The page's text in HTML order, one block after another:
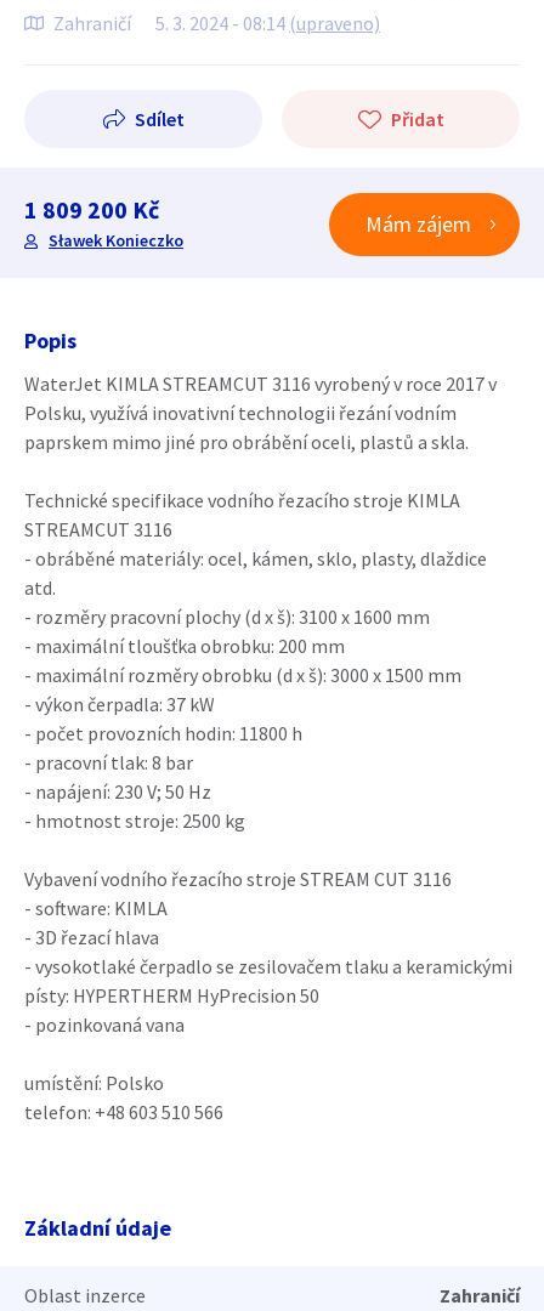
Zahraničí 5. 3. 2024 - 08:14 (upraveno)
Sdílet Přidat
1 809 200 Kč
Sławek Konieczko
Mám zájem
Popis
WaterJet KIMLA STREAMCUT 3116 vyrobený v roce 2017 v
Polsku, využívá inovativní technologii řezání vodním
paprskem mimo jiné pro obrábění oceli, plastů a skla.
Technické specifikace vodního řezacího stroje KIMLA
STREAMCUT 3116
- obráběné materiály: ocel, kámen, sklo, plasty, dlaždice
atd.
- rozměry pracovní plochy (d x š): 3100 x 1600 mm
- maximální tloušťka obrobku: 200 mm
- maximální rozměry obrobku (d x š): 3000 x 1500 mm
- výkon čerpadla: 37 kW
- počet provozních hodin: 11800 h
- pracovní tlak: 8 bar
- napájení: 230 V; 50 Hz
- hmotnost stroje: 2500 kg
Vybavení vodního řezacího stroje STREAM CUT 3116
- software: KIMLA
- 3D řezací hlava
- vysokotlaké čerpadlo se zesilovačem tlaku a keramickými
písty: HYPERTHERM HyPrecision 50
- pozinkovaná vana
umístění: Polsko
telefon: +48 603 510 566
Základní údaje
Oblast inzerce Zahraničí